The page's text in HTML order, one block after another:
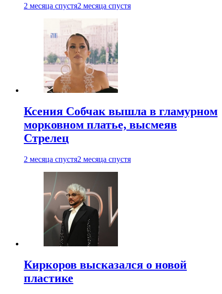
2 месяца спустя2 месяца спустя
Ксения Собчак вышла в гламурном
морковном платье, высмеяв
Стрелец
2 месяца спустя2 месяца спустя
Киркоров высказался о новой
пластике